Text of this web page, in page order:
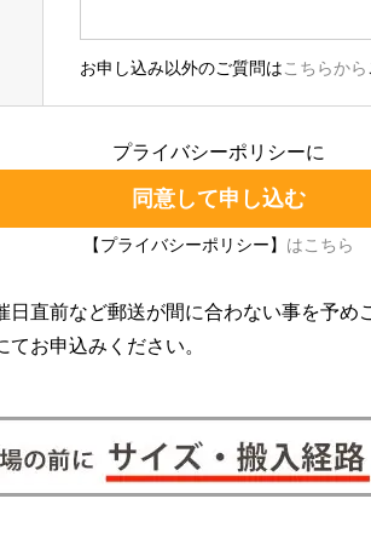
お申し込み以外のご質問は こちらから
プライバシーポリシーに
【プライバシーポリシー】 はこちら
直前など郵送が間に合わない事を予め
お申込みください。